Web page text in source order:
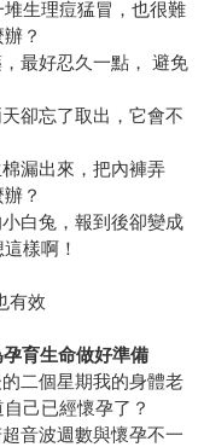
生理痘猛冒，也很難
辦？
最好忍久一點， 避免
卻忘了取出，它會不
漏出來，把內褲弄
辦？
白兔，報到後卻變成
樣啊！
有效
育生命做好準備
二個星期我的身體老
己已經懷孕了？
音波週數與懷孕不一